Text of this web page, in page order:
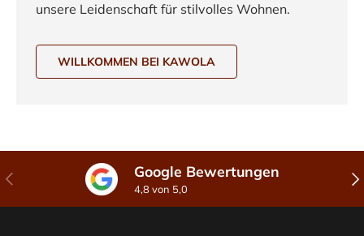
unsere Leidenschaft für stilvolles Wohnen.
WILLKOMMEN BEI KAWOLA
Vorherige Google Bewertungen
4,8 von 5,0